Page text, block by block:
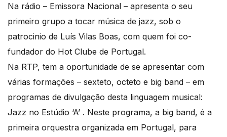
Na rádio – Emissora Nacional – apresenta o seu
primeiro grupo a tocar música de jazz, sob o
patrocinio de Luís Vilas Boas, com quem foi co-
fundador do Hot Clube de Portugal.
Na RTP, tem a oportunidade de se apresentar com
várias formações – sexteto, octeto e big band – em
programas de divulgação desta linguagem musical:
Jazz no Estúdio ‘A’ . Neste programa, a big band, é a
primeira orquestra organizada em Portugal, para